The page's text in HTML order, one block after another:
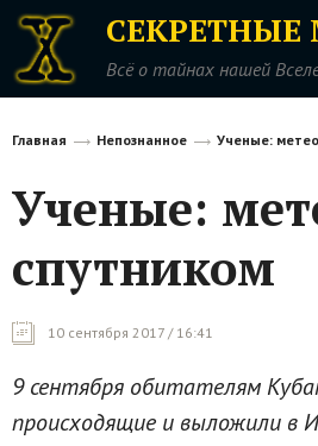
Всё о тайнах нашей
Главная Непознанное Ученые:
Ученые:
спутником
10 сентября 2017 / 16:41
9 сентября обитателям
происходящие и выложили в